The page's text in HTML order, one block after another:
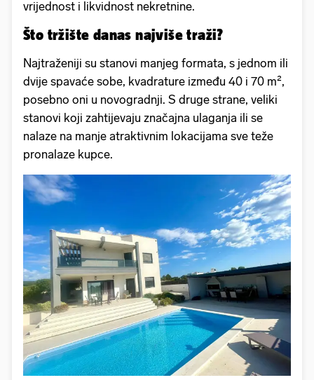
vrijednost i likvidnost nekretnine.
Što tržište danas najviše traži?
Najtraženiji su stanovi manjeg formata, s jednom ili
dvije spavaće sobe, kvadrature između 40 i 70 m²,
posebno oni u novogradnji. S druge strane, veliki
stanovi koji zahtijevaju značajna ulaganja ili se
nalaze na manje atraktivnim lokacijama sve teže
pronalaze kupce.